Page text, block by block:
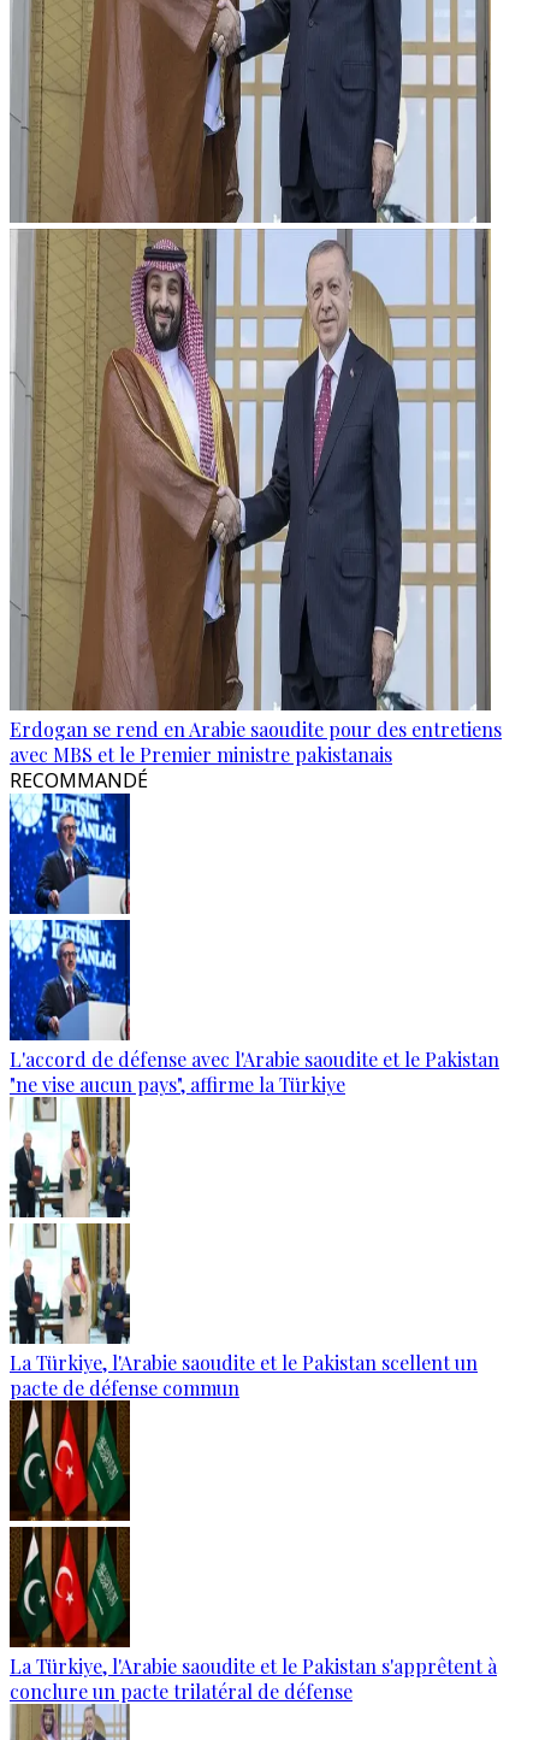
Erdogan se rend en Arabie saoudite pour des entretiens
avec MBS et le Premier ministre pakistanais
RECOMMANDÉ
L'accord de défense avec l'Arabie saoudite et le Pakistan
"ne vise aucun pays", affirme la Türkiye
La Türkiye, l'Arabie saoudite et le Pakistan scellent un
pacte de défense commun
La Türkiye, l'Arabie saoudite et le Pakistan s'apprêtent à
conclure un pacte trilatéral de défense